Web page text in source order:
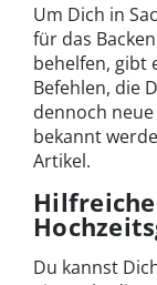
Um Dich in
für das
behelfen, gibt
Befehlen, die
dennoch
bekannt
Artikel.
Hilfreiche
Du kannst